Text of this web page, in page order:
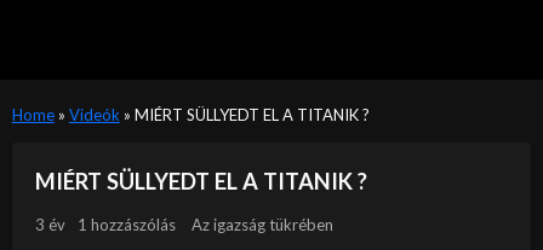
Home» Videók » MIÉRT SÜLLYEDT EL A TITANIK ?
MIÉRT SÜLLYEDT EL A TITANIK ?
3 év 1 hozzászólás Az igazság tükrében